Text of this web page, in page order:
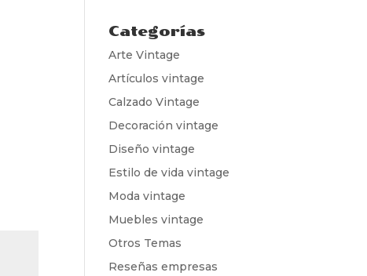
Categorías
Arte Vintage
Artículos vintage
Calzado Vintage
Decoración vintage
Diseño vintage
Estilo de vida vintage
Moda vintage
Muebles vintage
Otros Temas
Reseñas empresas